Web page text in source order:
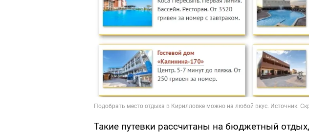
Такие путевки рассчитаны на бюджетный